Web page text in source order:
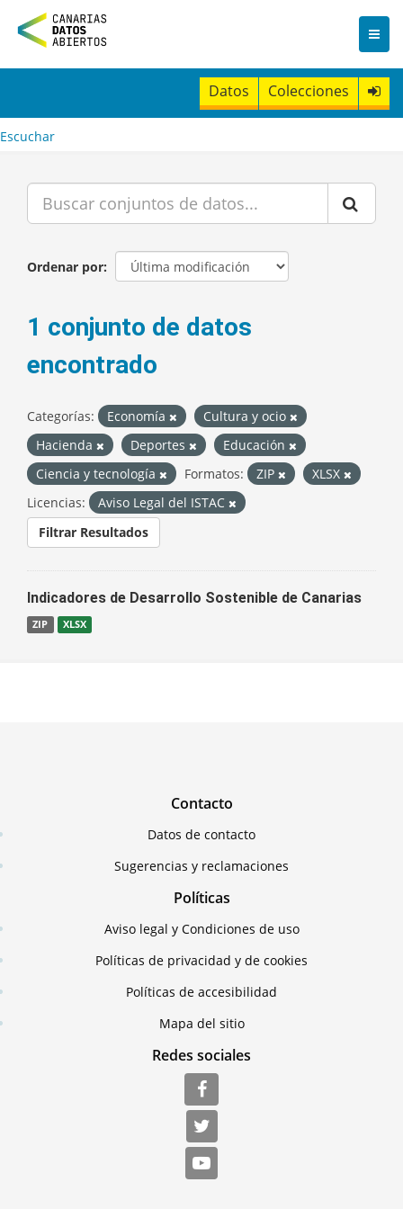
n
t
Datos Colecciones
Escuchar
Ordenar por
1 conjunto de datos
encontrado
Categorías: Economía
Cultura y ocio
Hacienda
Deportes
Educación
Ciencia y tecnología
Formatos: ZIP
XLSX
Licencias:
Aviso Legal del ISTAC
Filtrar Resultados
Indicadores de Desarrollo Sostenible de Canarias
ZIP XLSX
Contacto
Datos de contacto
Sugerencias y reclamaciones
Políticas
Aviso legal y Condiciones de uso
Políticas de privacidad y de cookies
Políticas de accesibilidad
Mapa del sitio
Redes sociales